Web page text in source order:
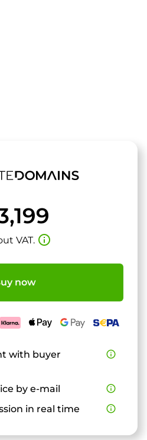
VAT. info_outline
now
with buyer
info_outline
by e-mail
info_outline
in real time info_outline